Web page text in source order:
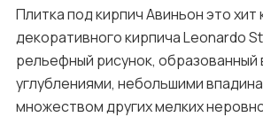
Плитка под кирпич Авиньон это хит
декоративного кирпича Leonardo
рельефный рисунок,
углублениями, небольшими
множеством других мелких